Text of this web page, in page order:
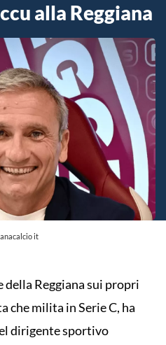
alla Reggiana
it
Reggiana sui propri
che milita in Serie C, ha
dirigente sportivo